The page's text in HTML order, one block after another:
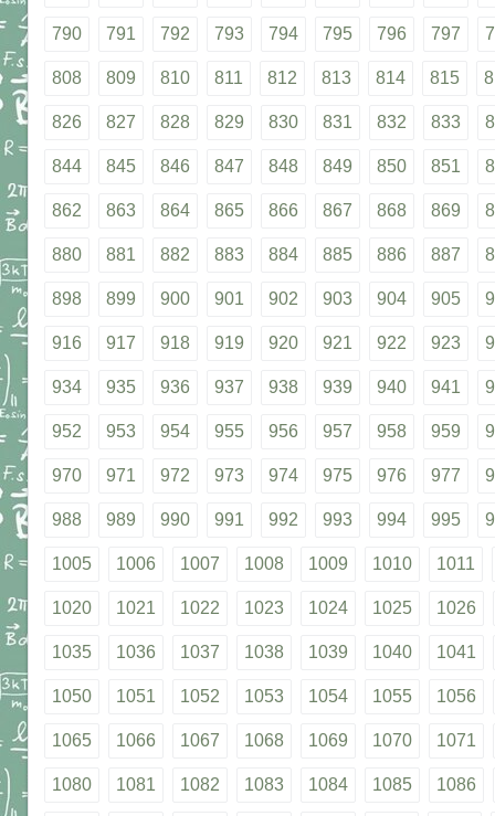
790 791 792 793 794 795 796 797
808 809 810 811 812 813 814 815
826 827 828 829 830 831 832 833
844 845 846 847 848 849 850 851
862 863 864 865 866 867 868 869
880 881 882 883 884 885 886 887
898 899 900 901 902 903 904 905
916 917 918 919 920 921 922 923
934 935 936 937 938 939 940 941
952 953 954 955 956 957 958 959
970 971 972 973 974 975 976 977
988 989 990 991 992 993 994 995
1005 1006 1007 1008 1009 1010 1011
1020 1021 1022 1023 1024 1025 1026
1035 1036 1037 1038 1039 1040 1041
1050 1051 1052 1053 1054 1055 1056
1065 1066 1067 1068 1069 1070 1071
1080 1081 1082 1083 1084 1085 1086